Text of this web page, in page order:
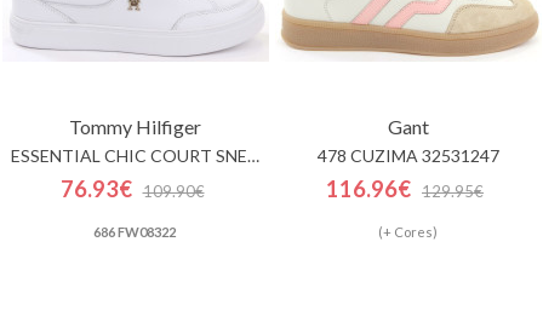
Tommy Hilfiger
ESSENTIAL CHIC COURT SNEAKER
76.93€ 109.90€
686 FW08322
Gant
478 CUZIMA 32531247
116.96€ 129.95€
(+ Cores)